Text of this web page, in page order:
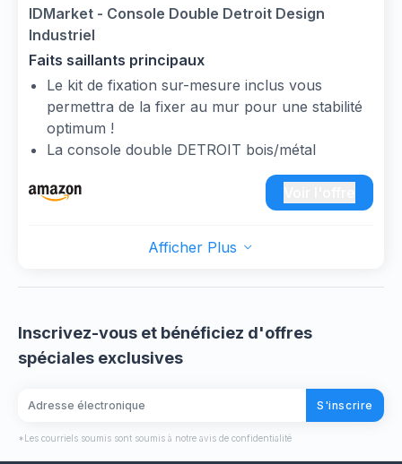
IDMarket - Console Double Detroit Design
Industriel
Faits saillants principaux
Le kit de fixation sur-mesure inclus vous
permettra de la fixer au mur pour une stabilité
optimum !
La console double DETROIT bois/métal
apporte une touche industrielle contemporaine
à votre intérieur
L'épaisseur des plateaux et ses pieds métal lui
salon !
A la fois pratique et déco, ses lignes et couleurs
sobres s'adapteront à n'importe quelle pièce!
Afficher Plus
Inscrivez-vous et bénéficiez d'offres
spéciales exclusives
S'inscrire
*Les courriels soumis sont soumis à notre avis de confidentialité